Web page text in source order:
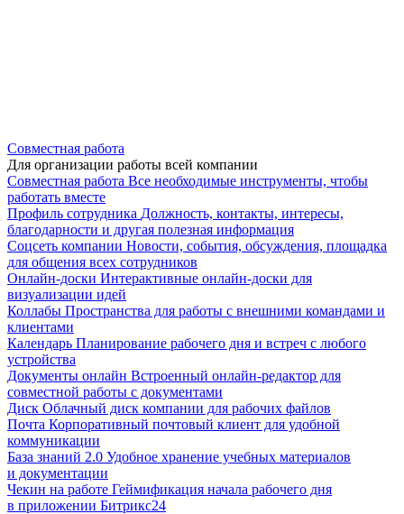
Совместная работа
Для организации работы всей компании
Совместная работа Все необходимые инструменты, чтобы
работать вместе
Профиль сотрудника Должность, контакты, интересы,
благодарности и другая полезная информация
Соцсеть компании Новости, события, обсуждения, площадка
для общения всех сотрудников
Онлайн-доски Интерактивные онлайн-доски для
визуализации идей
Коллабы Пространства для работы с внешними командами и
клиентами
Календарь Планирование рабочего дня и встреч с любого
устройства
Документы онлайн Встроенный онлайн-редактор для
совместной работы с документами
Диск Облачный диск компании для рабочих файлов
Почта Корпоративный почтовый клиент для удобной
коммуникации
База знаний 2.0 Удобное хранение учебных материалов
и документации
Чекин на работе Геймификация начала рабочего дня
в приложении Битрикс24